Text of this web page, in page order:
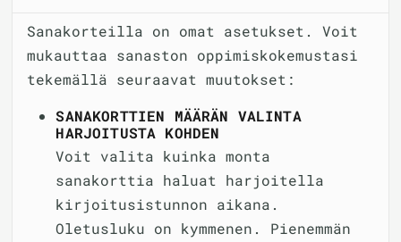
Sanakorteilla on omat asetukset. Voit
mukauttaa sanaston oppimiskokemustasi
tekemällä seuraavat muutokset:
SANAKORTTIEN MÄÄRÄN VALINTA
HARJOITUSTA KOHDEN
Voit valita kuinka monta
sanakorttia haluat harjoitella
kirjoitusistunnon aikana.
Oletusluku on kymmenen. Pienemmän